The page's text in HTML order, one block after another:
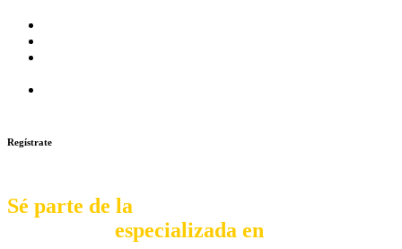
Regístrate
Sé parte de la
especializada en